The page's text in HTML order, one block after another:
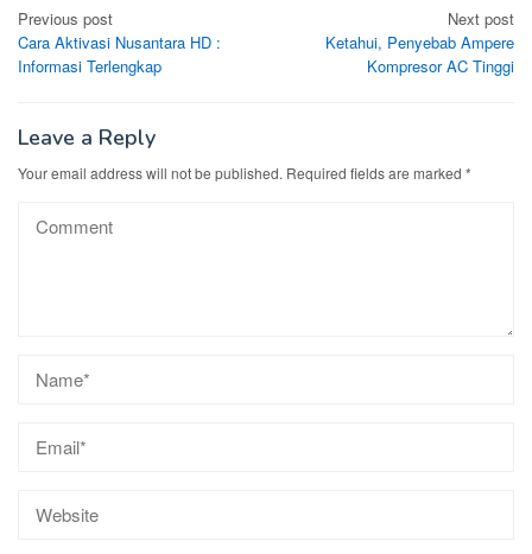
Post
navigation
Previous post
Cara Aktivasi Nusantara HD :
Informasi Terlengkap
Next post
Ketahui, Penyebab Ampere
Kompresor AC Tinggi
Leave a Reply
Your email address will not be published. Required fields are marked *